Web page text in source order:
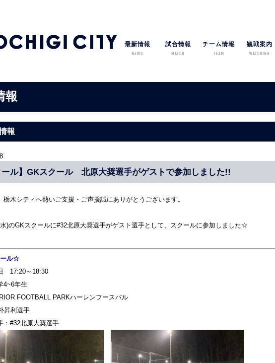
最新情報
NEWS
試合情報
MATCH
チーム情報
TEAM
観戦案内
WATCHING
報
報
ール】GKスクール 北原大奨選手がゲストで参加しました!!
栃木シティへ熱いご支援・ご声援誠にありがとうございます。
)のGKスクールに#32北原大奨選手がゲスト選手として、スクールに参加しました☆
ル☆
17:20～18:30
4~6年生
FOOTBALL PARKハーレンフースバル
昇利選手
：#32北原大奨選手